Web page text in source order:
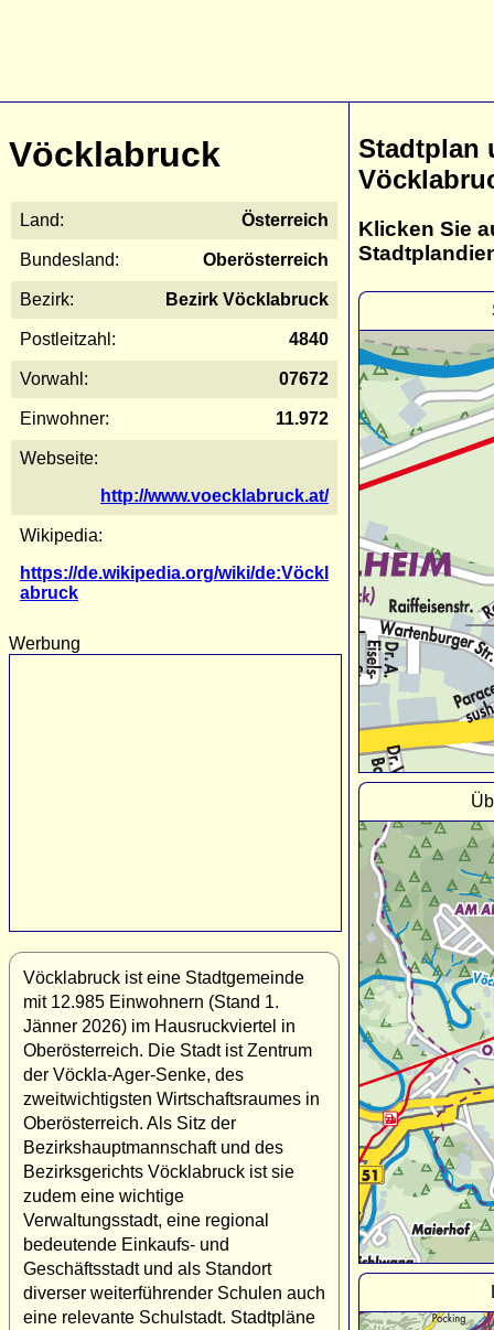
Vöcklabruck
Land: Österreich
Bundesland: Oberösterreich
Bezirk: Bezirk Vöcklabruck
Postleitzahl: 4840
Vorwahl: 07672
Einwohner: 11.972
Webseite:
http://www.voecklabruck.at/
Wikipedia:
https://de.wikipedia.org/wiki/de:Vöckl
abruck
Werbung
Vöcklabruck ist eine Stadtgemeinde
mit 12.985 Einwohnern (Stand 1.
Jänner 2026) im Hausruckviertel in
Oberösterreich. Die Stadt ist Zentrum
der Vöckla-Ager-Senke, des
zweitwichtigsten Wirtschaftsraumes in
Oberösterreich. Als Sitz der
Bezirkshauptmannschaft und des
Bezirksgerichts Vöcklabruck ist sie
zudem eine wichtige
Verwaltungsstadt, eine regional
bedeutende Einkaufs- und
Geschäftsstadt und als Standort
diverser weiterführender Schulen auch
eine relevante Schulstadt. Stadtpläne
Stadtplan
Klicken Sie